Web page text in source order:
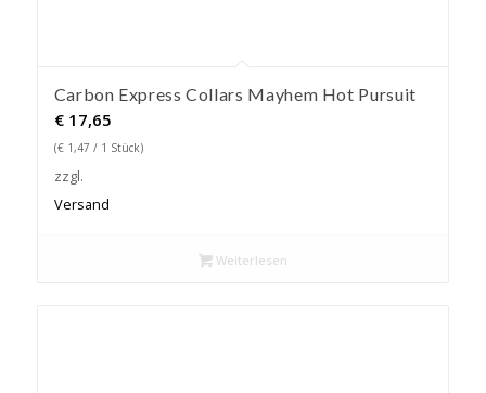
Carbon Express Collars Mayhem Hot Pursuit
€17,65
(€1,47 / 1 Stück)
zzgl.
Versand
Weiterlesen